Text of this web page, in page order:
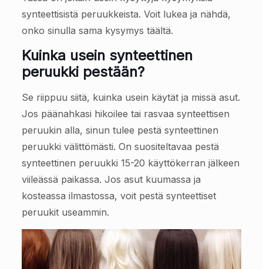
synteettisistä peruukkeista. Voit lukea ja nähdä,
onko sinulla sama kysymys täältä.
Kuinka usein synteettinen
peruukki pestään?
Se riippuu siitä, kuinka usein käytät ja missä asut.
Jos päänahkasi hikoilee tai rasvaa synteettisen
peruukin alla, sinun tulee pestä synteettinen
peruukki välittömästi. On suositeltavaa pestä
synteettinen peruukki 15-20 käyttökerran jälkeen
viileässä paikassa. Jos asut kuumassa ja
kosteassa ilmastossa, voit pestä synteettiset
peruukit useammin.